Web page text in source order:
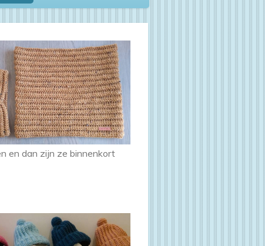
en dan zijn ze binnenkort